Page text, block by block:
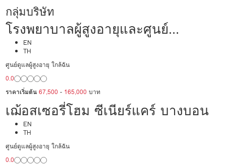
กลุ่มบริษัท
โรงพยาบาลผู้สูงอายุและศูนย์
เวชศาสตร์ฟื้นฟู
EN
TH
ศูนย์ดูแลผู้สูงอายุ ใกล้ฉัน
0.0
ราคาเริ่มต้น 67,500 - 165,000 บาท
เฌ้อสเซอรี่โฮม ซีเนียร์แคร์ บางบอน
EN
TH
ศูนย์ดูแลผู้สูงอายุ ใกล้ฉัน
0.0